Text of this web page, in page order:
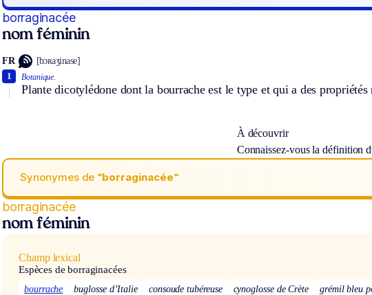
borraginacée
nom féminin
FR [bɔʀaʒinase]
Botanique.
Plante dicotylédone dont la bourrache est le type et qui a des
1
À découvrir
Connaissez-vous la définition
Synonymes de “borraginacée“
borraginacée
nom féminin
Champ lexical
Espèces de borraginacées
bourrache buglosse d’Italie consoude tubéreuse cynoglosse de Crète grémil bleu